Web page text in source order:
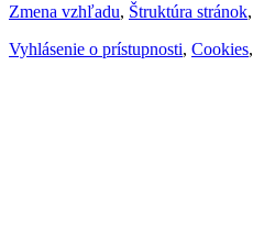
Zmena vzhľadu, Štruktúra stránok,
Vyhlásenie o prístupnosti, Cookies,